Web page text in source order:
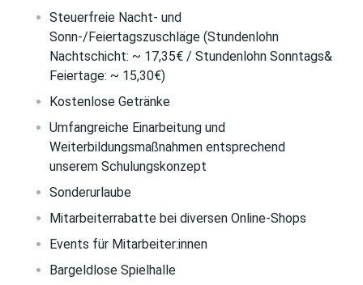
Steuerfreie Nacht- und
Sonn-/Feiertagszuschläge (Stundenlohn
Nachtschicht: ~ 17,35€ / Stundenlohn Sonntags&
Feiertage: ~ 15,30€)
Kostenlose Getränke
Umfangreiche Einarbeitung und
Weiterbildungsmaßnahmen entsprechend
unserem Schulungskonzept
Sonderurlaube
Mitarbeiterrabatte bei diversen Online-Shops
Events für Mitarbeiter:innen
Bargeldlose Spielhalle